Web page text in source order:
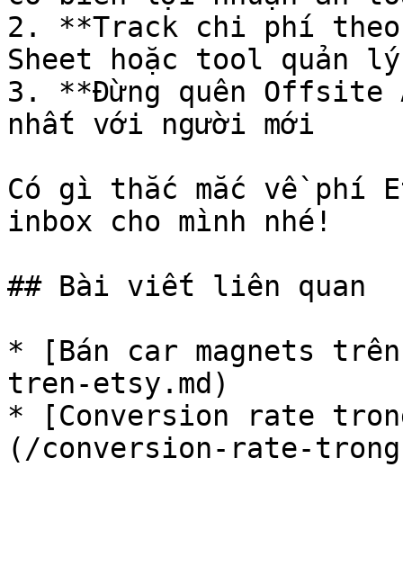
2. **Track chi phí theo
Sheet hoặc tool quản
3. **Đừng quên
nhất với người mới
Có gì thắc mắc về phí
inbox cho mình nhé!
## Bài viết liên quan
* [Bán car magnets
tren-etsy.md)
* [Conversion rate